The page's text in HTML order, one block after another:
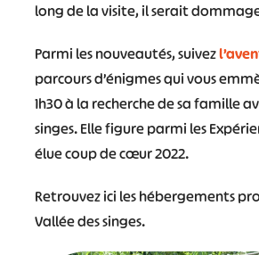
long de la visite, il serait
Parmi les nouveautés, suivez
parcours d’énigmes qui vous
1h30 à la recherche de sa famille
singes. Elle figure parmi les
élue coup de cœur 2022.
Retrouvez ici les hébergements
Vallée des singes.